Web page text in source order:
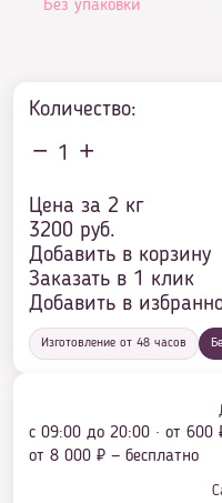
Без упаковки
Количество:
1
Цена за 2 кг
3200 руб.
Добавить в корзину
Заказать в 1 клик
Добавить в
Изготовление от 48 часов
с 09:00 до 20:00 · от 600
от 8 000 ₽ — бесплатно